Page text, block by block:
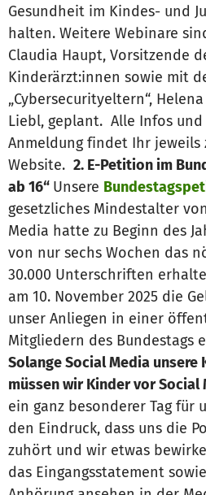
Gesundheit im Kindes- und
halten. Weitere Webinare
Claudia Haupt, Vorsitzende
Kinderärzt:innen sowie mit
„Cybersecurityeltern“,
Liebl, geplant. Alle Infos
Anmeldung findet Ihr jeweils
Website. 2. E-Petition im
ab 16“ Unsere
gesetzliches Mindestalter
Media hatte zu Beginn des
von nur sechs Wochen das
30.000 Unterschriften
am 10. November 2025 die
unser Anliegen in einer
Mitgliedern des Bundestags
Solange Social Media
müssen wir Kinder vor Social
ein ganz besonderer Tag für
den Eindruck, dass uns die
zuhört und wir etwas
das Eingangsstatement